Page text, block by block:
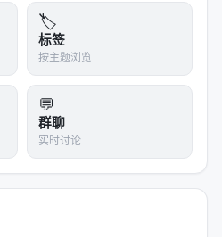
范）：方向干扰仍然存在，
化）：分布偏移仍然存在，
束叠加，直接崩溃
的——它们分别对应两
🏷️
标签
按主题浏览
💬
群聊
实时讨论